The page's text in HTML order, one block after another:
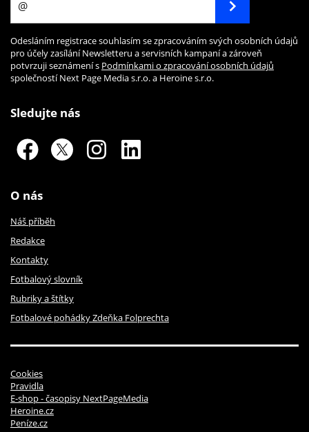
Odesláním registrace souhlasím se zpracováním svých osobních údajů
pro účely zasílání Newsletteru a servisních kampaní a zároveň
potvrzuji seznámení s Podmínkami o zpracování osobních údajů
společností Next Page Media s.r.o. a Heroine s.r.o.
Sledujte nás
O nás
Náš příběh
Redakce
Kontakty
Fotbalový slovník
Rubriky a štítky
Fotbalové pohádky Zdeňka Folprechta
Cookies
Pravidla
E-shop - časopisy NextPageMedia
Heroine.cz
Peníze.cz